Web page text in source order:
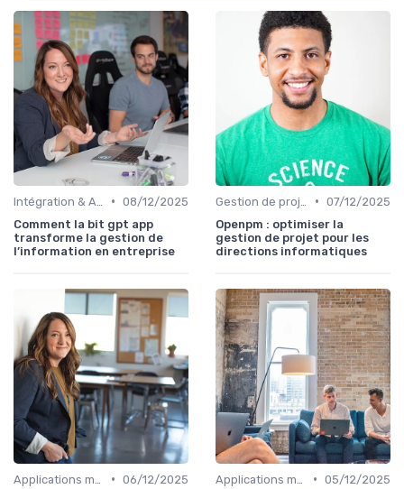
• 08/12/2025
Comment la bit gpt app
transforme la gestion de
l’information en entreprise
• 07/12/2025
Openpm : optimiser la
gestion de projet pour les
directions informatiques
• 06/12/2025
• 05/12/2025